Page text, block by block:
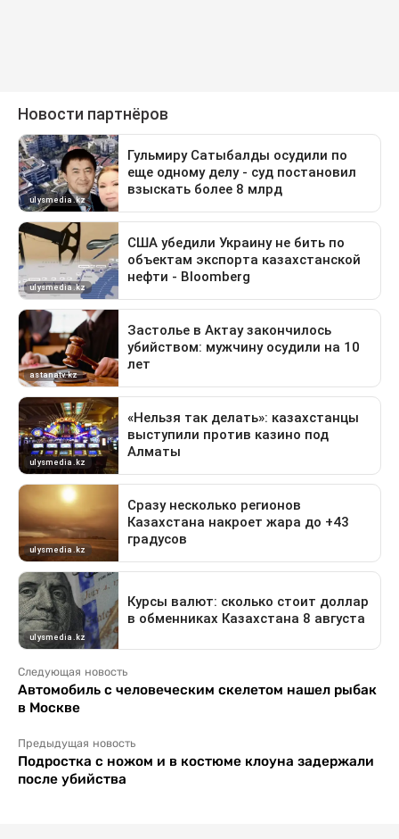
Следующая новость
Автомобиль с человеческим скелетом нашел рыбак
в Москве
Предыдущая новость
Подростка с ножом и в костюме клоуна задержали
после убийства